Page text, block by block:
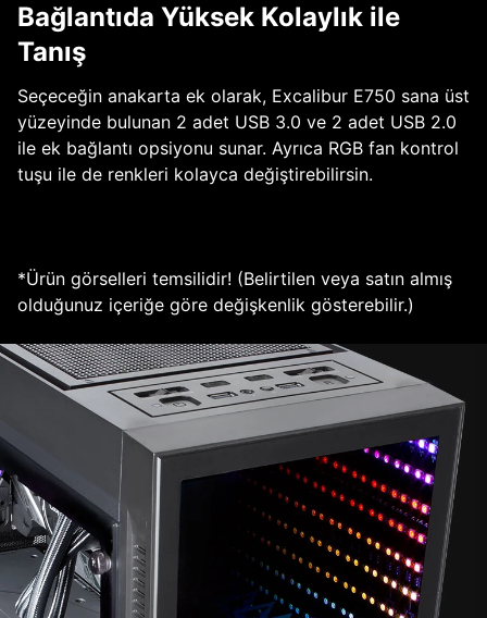
Bağlantıda Yüksek Kolaylık ile
Tanış
Seçeceğin anakarta ek olarak, Excalibur E750 sana üst
yüzeyinde bulunan 2 adet USB 3.0 ve 2 adet USB 2.0
ile ek bağlantı opsiyonu sunar. Ayrıca RGB fan kontrol
tuşu ile de renkleri kolayca değiştirebilirsin.
*Ürün görselleri temsilidir! (Belirtilen veya satın almış
olduğunuz içeriğe göre değişkenlik gösterebilir.)